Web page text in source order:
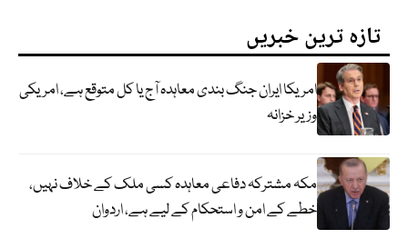
تازہ ترین خبریں
امریکا ایران جنگ بندی معاہدہ آج یا کل متوقع ہے، امریکی
وزیر خزانہ
مکہ مشترکہ دفاعی معاہدہ کسی ملک کے خلاف نہیں،
خطے کے امن و استحکام کے لیے ہے، اردوان